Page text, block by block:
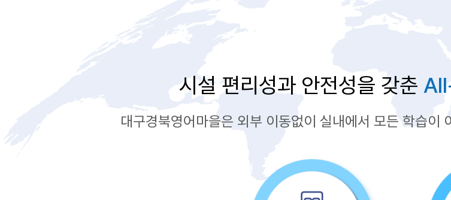
시설 편리성과 안전성을 갖춘
대구경북영어마을은 외부 이동없이 실내에서 모든 학습이